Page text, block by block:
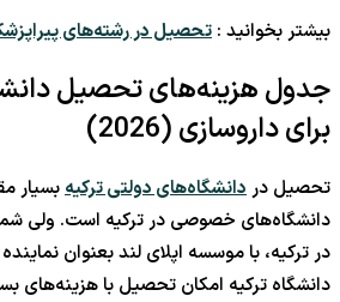
بیشتر بخوانید : تحصیل در رشته‌های
جدول هزینه‌های تحصیل
برای داروسازی (2026)
تحصیل دردانشگاه‌های دولتی ترکیهبسیار
دانشگاه‌های خصوصی در ترکیه است. ولی
دانشگاه ترکیه امکان تحصیل با هزینه‌های